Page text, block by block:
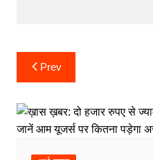
Post
navigation
Prev